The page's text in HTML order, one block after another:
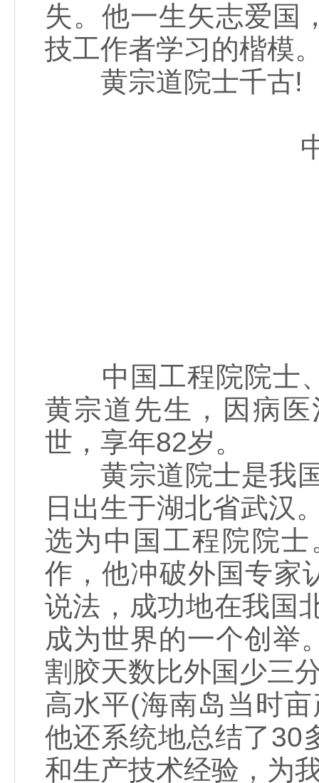
失。他一生矢志爱国
技工作者学习的楷模
黄宗道院士千古!
中国工程院院士、
黄宗道先生，因病
世，享年82岁。
黄宗道院士是我国
日出生于湖北省武汉
选为中国工程院院
作，他冲破外国专家
说法，成功地在我国
成为世界的一个创举
割胶天数比外国少三
高水平(海南岛当时
他还系统地总结了30
和生产技术经验，为